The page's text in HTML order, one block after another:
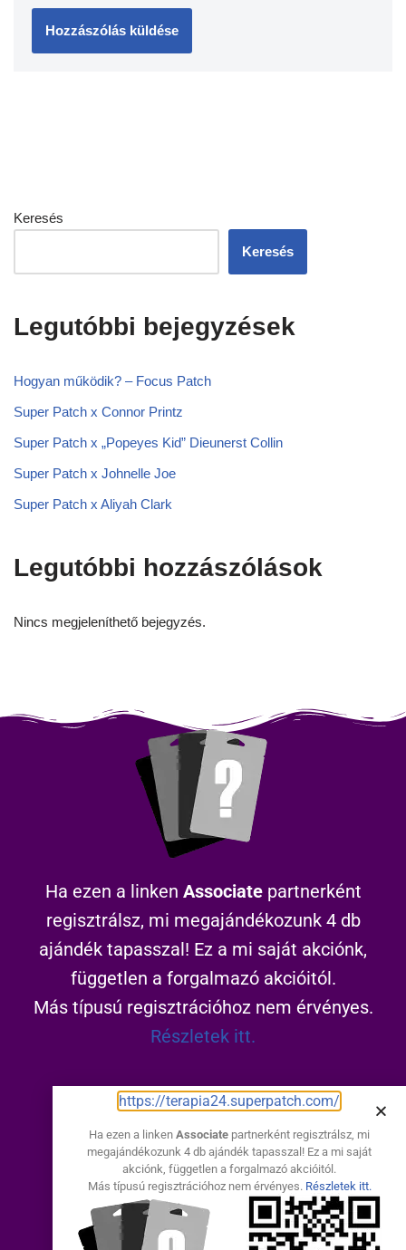
Keresés
Keresés
Legutóbbi bejegyzések
Hogyan működik? – Focus Patch
Super Patch x Connor Printz
Super Patch x „Popeyes Kid” Dieunerst Collin
Super Patch x Johnelle Joe
Super Patch x Aliyah Clark
Legutóbbi hozzászólások
Nincs megjeleníthető bejegyzés.
Ha ezen a linken Associatepartnerként
regisztrálsz, mi megajándékozunk 4 db
ajándék tapasszal! Ez a mi saját akciónk,
független a forgalmazó akcióitól.
Más típusú regisztrációhoz nem érvényes.
Részletek itt.
https://terapia24.superpatch.com/
Elakadtál?
Hívj és segítek:
https://terapia24.superpatch.com/
Ha ezen a linken Associate partnerként regisztrálsz, mi
megajándékozunk 4 db ajándék tapasszal! Ez a mi saját
akciónk, független a forgalmazó akcióitól.
Más típusú regisztrációhoz nem érvényes. Részletek itt.